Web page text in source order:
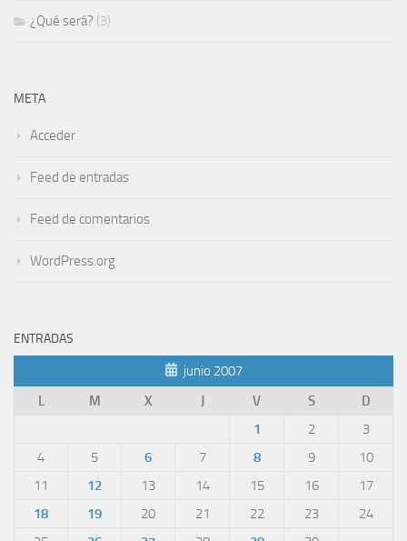
¿Qué será? (3)
META
Acceder
Feed de entradas
Feed de comentarios
WordPress.org
ENTRADAS
junio 2007
L
M X J V S
D
1
2
3
4
5 6 7 8 9
10
11
12 13 14 15 16
17
18
19 20 21 22 23
24